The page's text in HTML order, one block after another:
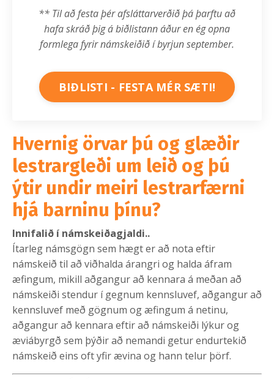
** Til að festa þér afsláttarverðið þá þarftu að
hafa skráð þig á biðlistann áður en ég opna
formlega fyrir námskeiðið í byrjun september.
BIÐLISTI - FESTA MÉR SÆTI!
Hvernig örvar þú og glæðir
lestrargleði um leið og þú
ýtir undir meiri lestrarfærni
hjá barninu þínu?
Innifalið í námskeiðagjaldi..
Ítarleg námsgögn sem hægt er að nota eftir
námskeið til að viðhalda árangri og halda áfram
æfingum, mikill aðgangur að kennara á meðan að
námskeiði stendur í gegnum kennsluvef, aðgangur að
kennsluvef með gögnum og æfingum á netinu,
aðgangur að kennara eftir að námskeiði lýkur og
æviábyrgð sem þýðir að nemandi getur endurtekið
námskeið eins oft yfir ævina og hann telur þörf.